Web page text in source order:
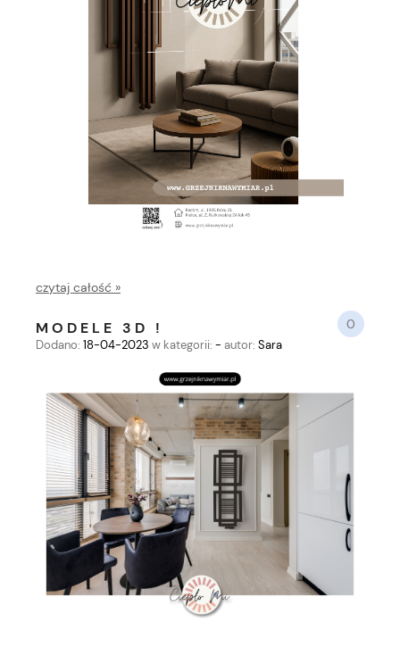
czytaj całość »
MODELE 3D ! 0
Dodano: 18-04-2023 w kategorii: - autor: Sara